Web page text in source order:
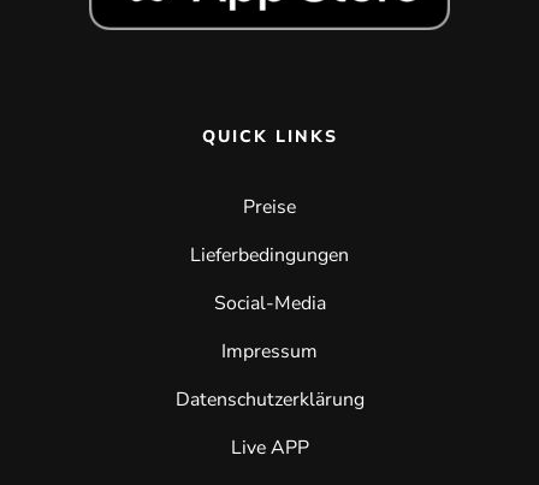
QUICK LINKS
Preise
Lieferbedingungen
Social-Media
Impressum
Datenschutzerklärung
Live APP